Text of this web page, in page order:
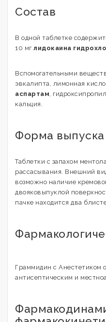
Состав
В одной таблетке
10 мг лидокаина
Вспомогательными
эвкалипта, лимонная
аспартам ,
кальция.
Форма выпуска
Таблетки с запахом
рассасывания. Внешний
возможно наличие
двояковыпуклой
пачке находится два
Граммидин с Анестетиком
антисептическим и